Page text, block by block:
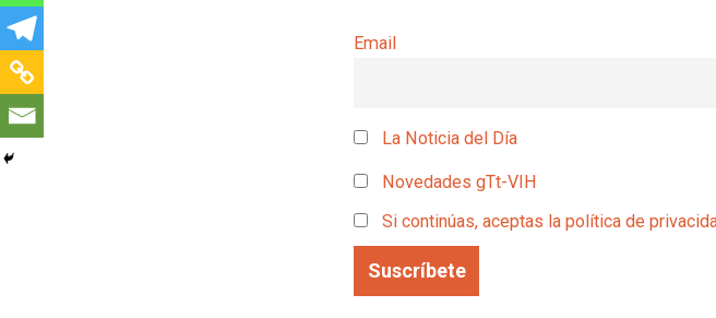
Email
La Noticia del Día
Novedades gTt-VIH
Si continúas, aceptas la política de